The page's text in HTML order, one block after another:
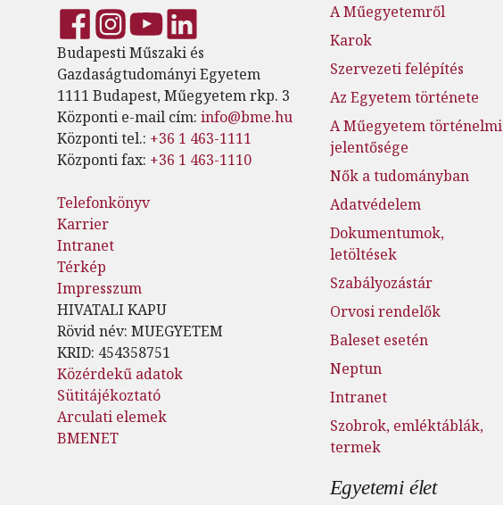
Budapesti Műszaki és
Gazdaságtudományi Egyetem
1111 Budapest, Műegyetem rkp. 3
Központi e-mail cím: info@bme.hu
Központi tel.: +36 1 463-1111
Központi fax: +36 1 463-1110
Telefonkönyv
Karrier
Intranet
Térkép
Impresszum
HIVATALI KAPU
Rövid név: MUEGYETEM
KRID: 454358751
Közérdekű adatok
Sütitájékoztató
Arculati elemek
BMENET
A Műegyetemről
Karok
Szervezeti felépítés
Az Egyetem története
A Műegyetem történelmi
jelentősége
Nők a tudományban
Adatvédelem
Dokumentumok,
letöltések
Szabályozástár
Orvosi rendelők
Baleset esetén
Neptun
Intranet
Szobrok, emléktáblák,
termek
Egyetemi élet